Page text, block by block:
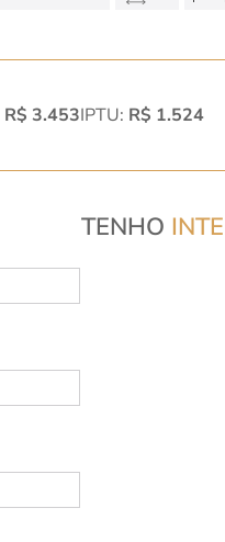
R$ 3.453IPTU: R$ 1.524
TENHO